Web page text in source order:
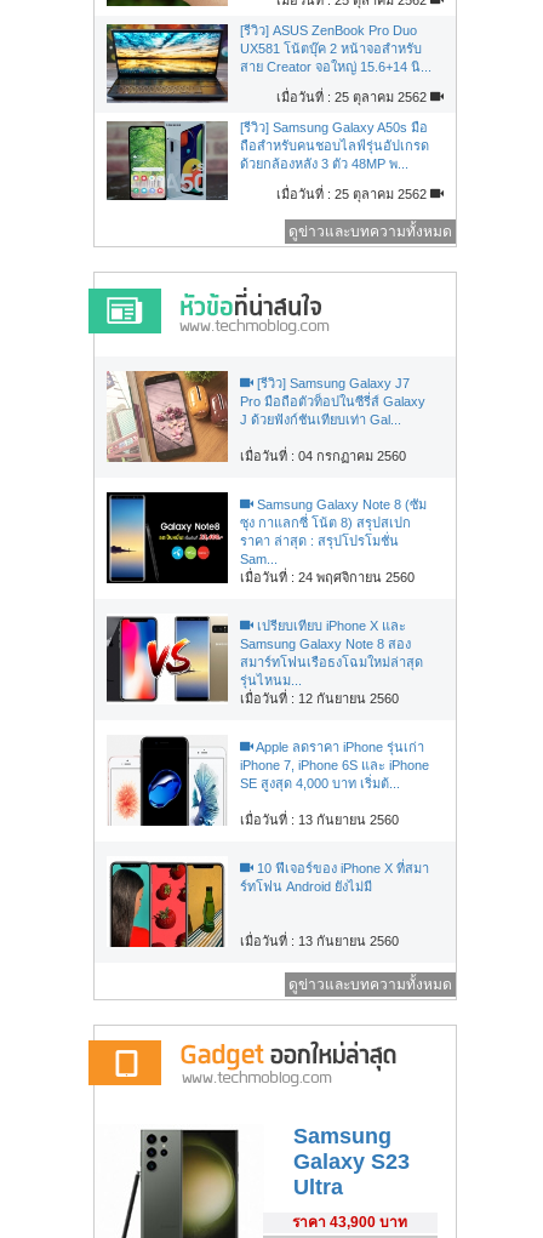
[รีวิว] ASUS ZenBook Pro Duo
UX581 โน้ตบุ๊ค 2 หน้าจอสำหรับ
สาย Creator จอใหญ่ 15.6+14 นิ...
เมื่อวันที่ : 25 ตุลาคม 2562
[รีวิว] Samsung Galaxy A50s มือ
ถือสำหรับคนชอบไลฟ์รุ่นอัปเกรด
ด้วยกล้องหลัง 3 ตัว 48MP พ...
เมื่อวันที่ : 25 ตุลาคม 2562
ดูข่าวและบทความทั้งหมด
[รีวิว] Samsung Galaxy J7
Pro มือถือตัวท็อปในซีรี่ส์ Galaxy
J ด้วยฟังก์ชันเทียบเท่า Gal...
เมื่อวันที่ : 04 กรกฏาคม 2560
Samsung Galaxy Note 8 (ซัม
ซุง กาแลกซี่ โน้ต 8) สรุปสเปก
ราคา ล่าสุด : สรุปโปรโมชั่น
Sam...
เมื่อวันที่ : 24 พฤศจิกายน 2560
เปรียบเทียบ iPhone X และ
Samsung Galaxy Note 8 สอง
สมาร์ทโฟนเรือธงโฉมใหม่ล่าสุด
รุ่นไหนม...
เมื่อวันที่ : 12 กันยายน 2560
Apple ลดราคา iPhone รุ่นเก่า
iPhone 7, iPhone 6S และ iPhone
SE สูงสุด 4,000 บาท เริ่มต้...
เมื่อวันที่ : 13 กันยายน 2560
10 ฟีเจอร์ของ iPhone X ที่สมา
ร์ทโฟน Android ยังไม่มี
เมื่อวันที่ : 13 กันยายน 2560
ดูข่าวและบทความทั้งหมด
Samsung
Galaxy S23
Ultra
ราคา 43,900 บาท